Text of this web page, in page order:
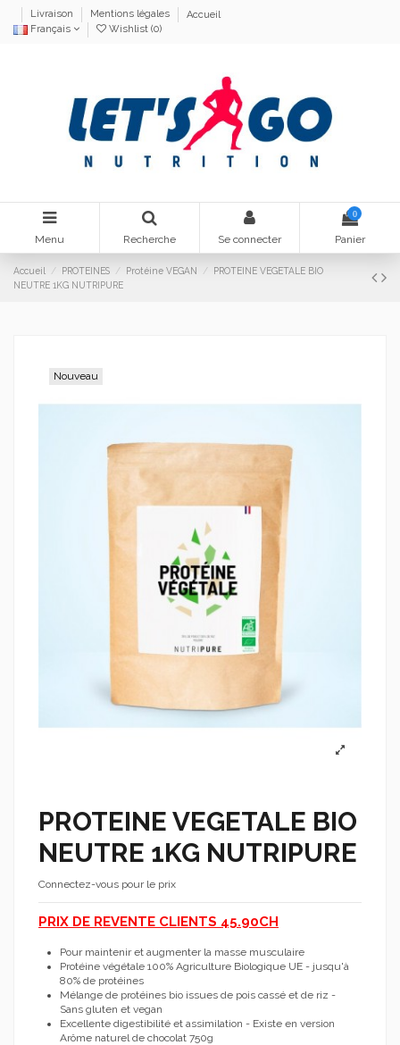
Livraison Mentions légales
Accueil
Français
Wishlist (0)
Menu Recherche Se connecter
0
Panier
Accueil PROTEINES Protéine VEGAN
PROTEINE VEGETALE BIO
NEUTRE 1KG NUTRIPURE
Nouveau
PROTEINE VEGETALE BIO
NEUTRE 1KG NUTRIPURE
Connectez-vous pour le prix
PRIX DE REVENTE CLIENTS 45.90CH
Pour maintenir et augmenter la masse musculaire
Protéine végétale 100% Agriculture Biologique UE - jusqu'à
80% de protéines
Mélange de protéines bio issues de pois cassé et de riz -
Sans gluten et vegan
Excellente digestibilité et assimilation - Existe en version
Arôme naturel de chocolat 750g